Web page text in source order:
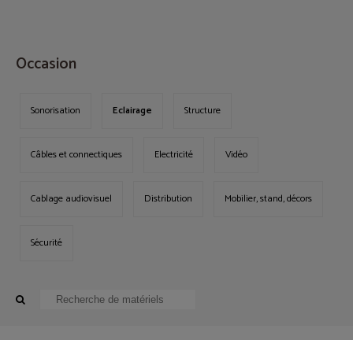
Occasion
Sonorisation Eclairage Structure
Câbles et connectiques Electricité Vidéo
Cablage audiovisuel Distribution Mobilier, stand, décors
Sécurité